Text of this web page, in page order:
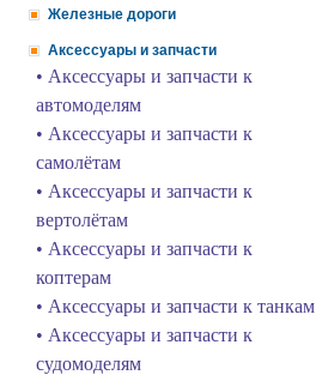
Железные дороги
Аксессуары и запчасти
• Аксессуары и запчасти к
автомоделям
• Аксессуары и запчасти к
самолётам
• Аксессуары и запчасти к
вертолётам
• Аксессуары и запчасти к
коптерам
• Аксессуары и запчасти к танкам
• Аксессуары и запчасти к
судомоделям